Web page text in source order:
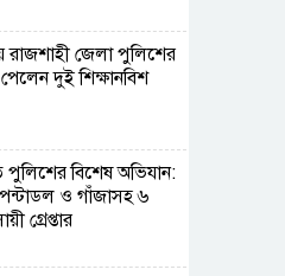
রাজশাহী জেলা পুলিশের
দুই শিক্ষানবিশ
পুলিশের বিশেষ অভিযান:
ও গাঁজাসহ ৬
গ্রেপ্তার